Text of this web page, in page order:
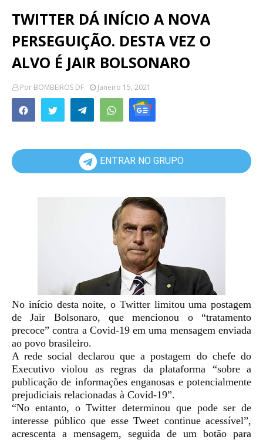
TWITTER DÁ INÍCIO A NOVA
PERSEGUIÇÃO. DESTA VEZ O
ALVO É JAIR BOLSONARO
Por BOMBEIROS DF Janeiro 15, 2021
ENTRAR NO GRUPO
No início desta noite, o Twitter limitou uma postagem
de Jair Bolsonaro, que mencionou o “tratamento
precoce” contra a Covid-19 em uma mensagem enviada
ao povo brasileiro.
A rede social declarou que a postagem do chefe do
Executivo violou as regras da plataforma “sobre a
publicação de informações enganosas e potencialmente
prejudiciais relacionadas à Covid-19”.
“No entanto, o Twitter determinou que pode ser de
interesse público que esse Tweet continue acessível”,
acrescenta a mensagem, seguida de um botão para